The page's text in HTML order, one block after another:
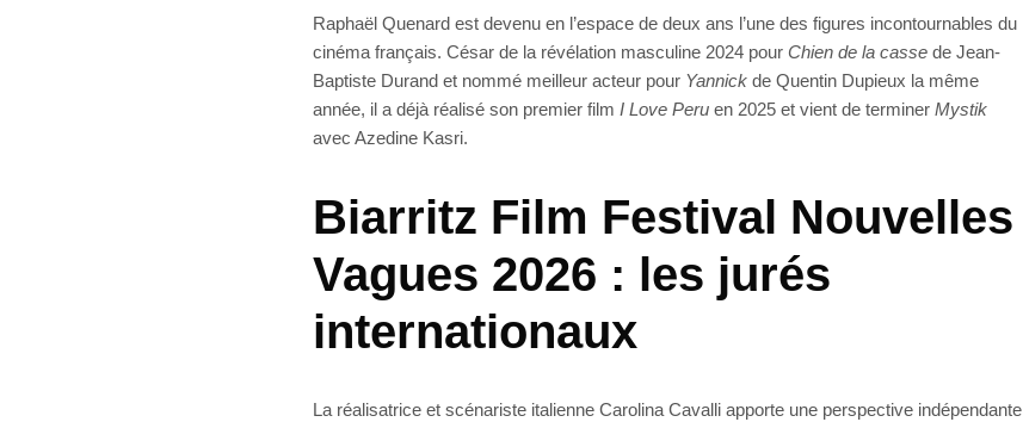
Raphaël Quenard est devenu en l’espace de deux ans l’une des figures incontournables du
cinéma français. César de la révélation masculine 2024 pour Chien de la casse de Jean-
Baptiste Durand et nommé meilleur acteur pour Yannick de Quentin Dupieux la même
année, il a déjà réalisé son premier film I Love Peru en 2025 et vient de terminer Mystik
avec Azedine Kasri.
Biarritz Film Festival Nouvelles
Vagues 2026 : les jurés
internationaux
La réalisatrice et scénariste italienne Carolina Cavalli apporte une perspective indépendante